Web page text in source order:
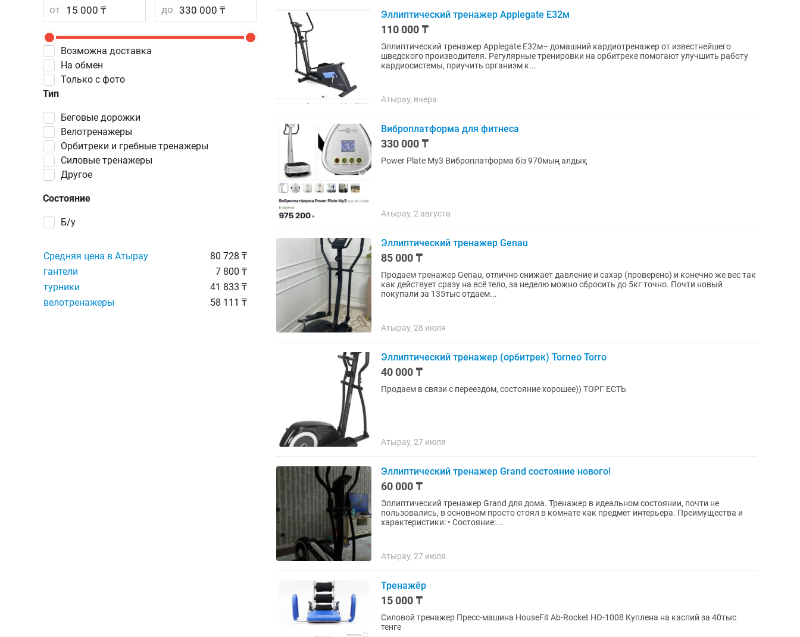
от до
Возможна доставка
Тип
беговые дорожки
велотренажеры
орбитреки и гребные тренажеры
силовые тренажеры
другое
Состояние
Б/у
На обмен
Только с фото
Средняя цена в Атырау
80 728 ₸
гантели
7 800 ₸
турники
41 833 ₸
велотренажеры
58 111 ₸
Эллиптический тренажер Applegate E32м
110 000 ₸
Эллиптический тренажер Applegate E32м– домашний кардиотренажер от известнейшего
шведского производителя. Регулярные тренировки на орбитреке помогают улучшить работу
кардиосистемы, приучить организм к...
Атырау, вчера
Виброплатформа для фитнеса
330 000 ₸
Power Plate My3 Виброплатформа біз 970мың алдық
Атырау, 2 августа
Эллиптический тренажер Genau
85 000 ₸
Продаем тренажер Genau, отлично снижает давление и сахар (проверено) и конечно же вес так
как действует сразу на всё тело, за неделю можно сбросить до 5кг точно. Почти новый
покупали за 135тыс отдаем...
Атырау, 28 июля
Эллиптический тренажер (орбитрек) Torneo Torro
40 000 ₸
Продаем в связи с переездом, состояние хорошее)) ТОРГ ЕСТЬ
Атырау, 27 июля
Эллиптический тренажер Grand состояние нового!
60 000 ₸
Эллиптический тренажер Grand для дома. Тренажер в идеальном состоянии, почти не
пользовались, в основном просто стоял в комнате как предмет интерьера. Преимущества и
характеристики: • Состояние:...
Атырау, 27 июля
Тренажёр
15 000 ₸
Силовой тренажер Пресс-машина HouseFit Ab-Rocket HO-1008 Куплена на каспий за 40тыс
тенге